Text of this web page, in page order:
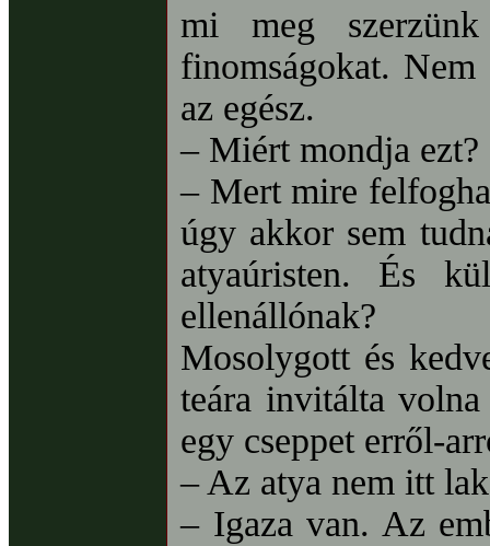
mi meg
finomságokat.
az egész.
– Miért mondja ezt?
– Mert mire
úgy akkor sem
atyaúristen. És
ellenállónak?
Mosolygott és
teára invitálta volna
egy cseppet erről-
– Az atya nem itt
– Igaza van. Az